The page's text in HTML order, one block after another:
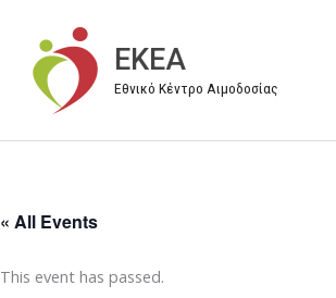
περιεχόμενο
EKEA
Εθνικό Κέντρο Αιμοδοσίας
« All Events
This event has passed.